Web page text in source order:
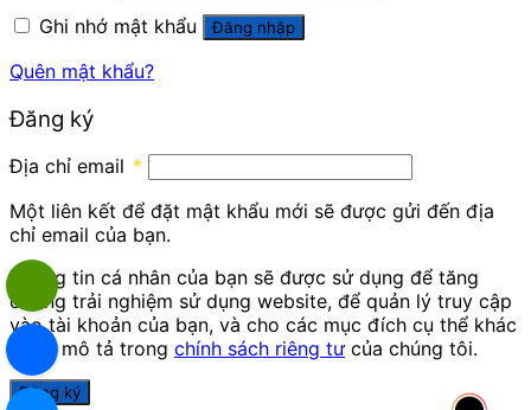
Ghi nhớ mật khẩu
Đăng nhập
Quên mật khẩu?
Đăng ký
Địa chỉ email *
Một liên kết để đặt mật khẩu mới sẽ được gửi đến địa
chỉ email của bạn.
Thông tin cá nhân của bạn sẽ được sử dụng để tăng
cường trải nghiệm sử dụng website, để quản lý truy cập
vào tài khoản của bạn, và cho các mục đích cụ thể khác
được mô tả trong chính sách riêng tưcủa chúng tôi.
Đăng ký